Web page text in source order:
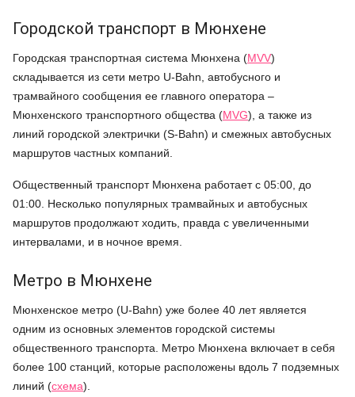
Городской транспорт в Мюнхене
Городская транспортная система Мюнхена (MVV)
складывается из сети метро U-Bahn, автобусного и
трамвайного сообщения ее главного оператора –
Мюнхенского транспортного общества (MVG), а также из
линий городской электрички (S-Bahn) и смежных автобусных
маршрутов частных компаний.
Общественный транспорт Мюнхена работает с 05:00, до
01:00. Несколько популярных трамвайных и автобусных
маршрутов продолжают ходить, правда с увеличенными
интервалами, и в ночное время.
Метро в Мюнхене
Мюнхенское метро (U-Bahn) уже более 40 лет является
одним из основных элементов городской системы
общественного транспорта. Метро Мюнхена включает в себя
более 100 станций, которые расположены вдоль 7 подземных
линий (схема).